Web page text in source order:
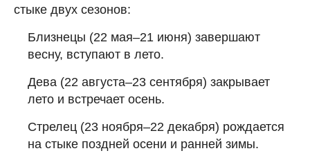
стыке двух сезонов:
Близнецы (22 мая–21 июня) завершают
весну, вступают в лето.
Дева (22 августа–23 сентября) закрывает
лето и встречает осень.
Стрелец (23 ноября–22 декабря) рождается
на стыке поздней осени и ранней зимы.